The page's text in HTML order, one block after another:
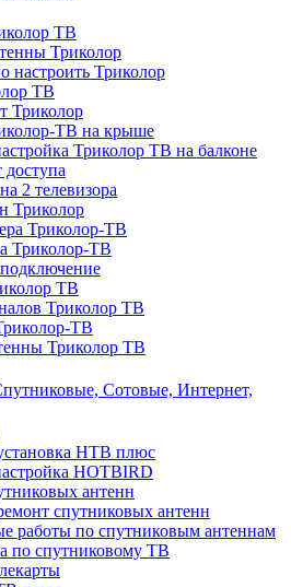
ТВ
Триколор
настроить Триколор
ТВ
Триколор
ТВ на крыше
Триколор ТВ на балконе
2 телевизора
Триколор
Триколор-ТВ
Триколор-ТВ
ТВ
Триколор ТВ
ТВ
Триколор ТВ
Сотовые, Интернет,
НТВ плюс
HOTBIRD
антенн
спутниковых антенн
работы по спутниковым антеннам
по спутниковому ТВ